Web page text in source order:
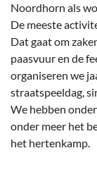
Noordhorn als
De meeste
Dat gaat om
paasvuur en de
organiseren we
straatspeeldag,
We hebben
onder meer het
het hertenkamp.